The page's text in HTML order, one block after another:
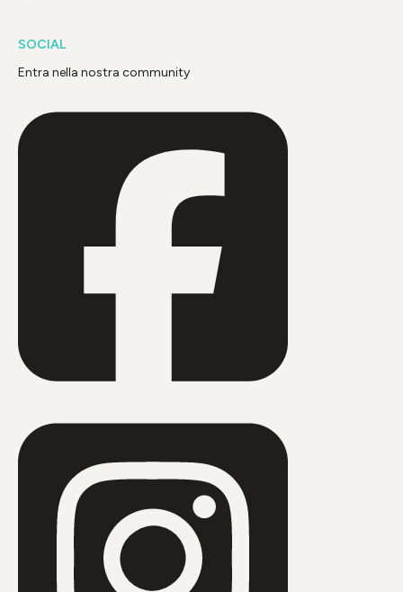
SOCIAL
Entra nella nostra community